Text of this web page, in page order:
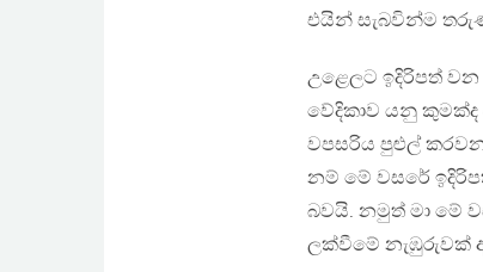
එයින් සැබවින්ම
උළෙලට ඉදිරිපත් වන
වේදිකාව යනු කුමක්ද
වපසරිය පුළුල්
නම් මේ වසරේ
බවයි. නමුත් මා මේ
ලක්වීමේ නැඹුරුවක්